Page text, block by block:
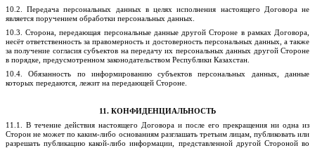
10.2. Передача персональных данных в целях исполнения настоящего Договора не
является поручением обработки персональных данных.
10.3. Сторона, передающая персональные данные другой Стороне в рамках Договора,
несёт ответственность за правомерность и достоверность персональных данных, а также
за получение согласия субъектов на передачу их персональных данных другой Стороне
в порядке, предусмотренном законодательством Республики Казахстан.
10.4. Обязанность по информированию субъектов персональных данных, данные
которых передаются, лежит на передающей Стороне.
11. КОНФИДЕНЦИАЛЬНОСТЬ
11.1. В течение действия настоящего Договора и после его прекращения ни одна из
Сторон не может по каким-либо основаниям разглашать третьим лицам, публиковать или
разрешать публикацию какой-либо информации, представленной другой Стороной во